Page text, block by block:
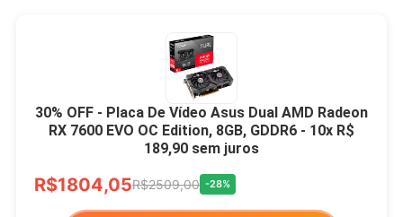
30% OFF - Placa De Vídeo Asus Dual AMD Radeon
RX 7600 EVO OC Edition, 8GB, GDDR6 - 10x R$
189,90 sem juros
R$1804,05R$2509,00 -28%